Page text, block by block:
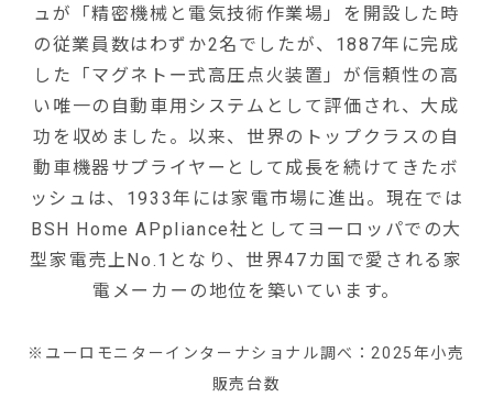
ュが「精密機械と電気技術作業場」を開設した時
の従業員数はわずか2名でしたが、1887年に完成
した「マグネトー式高圧点火装置」が信頼性の高
い唯一の自動車用システムとして評価され、大成
功を収めました。以来、世界のトップクラスの自
動車機器サプライヤーとして成長を続けてきたボ
ッシュは、1933年には家電市場に進出。現在では
BSH Home APpliance社としてヨーロッパでの大
型家電売上No.1となり、世界47カ国で愛される家
電メーカーの地位を築いています。
※ユーロモニターインターナショナル調べ：2025年小売
販売台数